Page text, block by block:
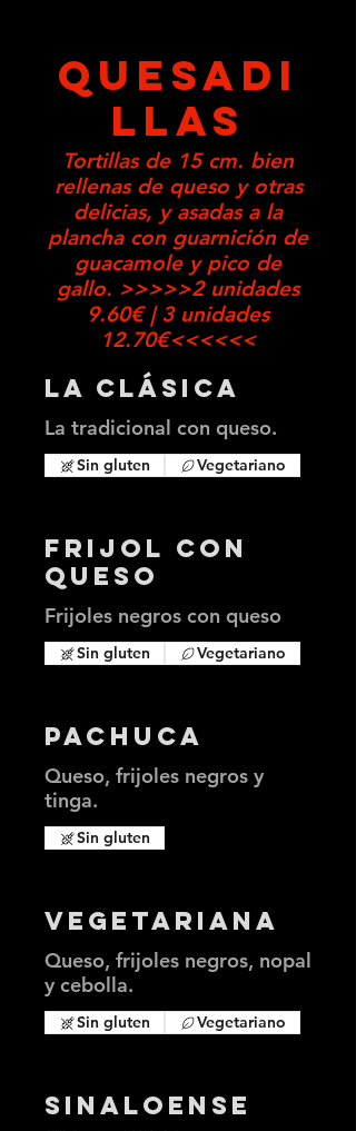
QUESADI
LLAS
Tortillas de 15 cm. bien
rellenas de queso y otras
delicias, y asadas a la
plancha con guarnición de
guacamole y pico de
gallo. >>>>>2 unidades
9.60€ | 3 unidades
12.70€<<<<<<
La Clásica
La tradicional con queso.
Sin gluten Vegetariano
Frijol con
Queso
Frijoles negros con queso
Sin gluten Vegetariano
Pachuca
Queso, frijoles negros y
tinga.
Sin gluten
Vegetariana
Queso, frijoles negros, nopal
y cebolla.
Sin gluten Vegetariano
Sinaloense